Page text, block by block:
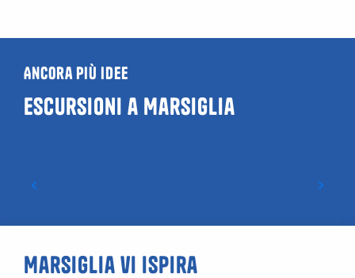
Ancora più idee
Escursioni a Marsiglia
Marsiglia vi ispira